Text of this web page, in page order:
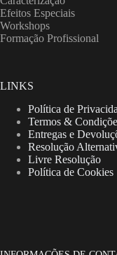
Efeitos Especiais
Workshops
Formação Profissional
LINKS
Política de
Termos &
Entregas e
Resolução
Livre Resolução
Política de Cookies